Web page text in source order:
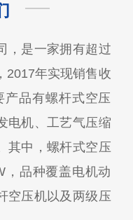
，是一家拥有超过
2017年实现销售收
产品有螺杆式空压
电机、工艺气压缩
其中，螺杆式空压
，品种覆盖电机动
空压机以及两级压